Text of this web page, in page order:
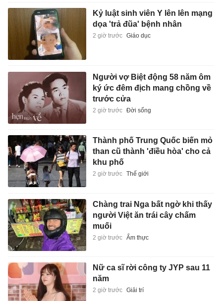
Kỷ luật sinh viên Y lên lên mạng
dọa 'trả đũa' bệnh nhân
2 giờ trước Giáo dục
Người vợ Biệt động 58 năm ôm
ký ức đêm địch mang chồng về
trước cửa
2 giờ trước Đời sống
Thành phố Trung Quốc biến mỏ
than cũ thành 'điều hòa' cho cả
khu phố
2 giờ trước Thế giới
Chàng trai Nga bất ngờ khi thấy
người Việt ăn trái cây chấm
muối
2 giờ trước Ẩm thực
Nữ ca sĩ rời công ty JYP sau 11
năm
2 giờ trước Giải trí